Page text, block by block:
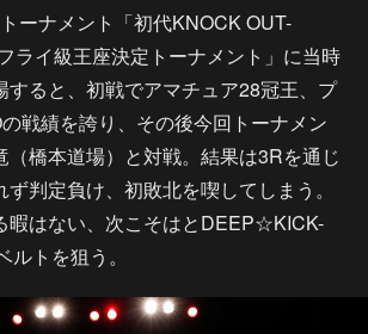
ーナメント「初代KNOCK OUT-
ライ級王座決定トーナメント」に当時
すると、初戦でアマチュア28冠王、プ
戦績を誇り、その後今回トーナメン
（橋本道場）と対戦。結果は3Rを通じ
判定負け、初敗北を喫してしまう。
暇はない、次こそはとDEEP☆KICK-
トを狙う。